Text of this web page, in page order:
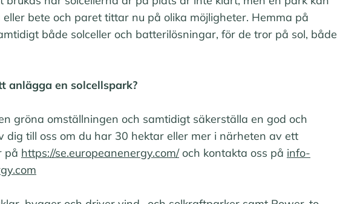
bete och paret tittar nu på olika möjligheter. Hemma på
både solceller och batterilösningar, för de tror på sol, både
anlägga en solcellspark?
gröna omställningen och samtidigt säkerställa en god och
dig till oss om du har 30 hektar eller mer i närheten av ett
på https://se.europeanenergy.com/och kontakta oss på info-